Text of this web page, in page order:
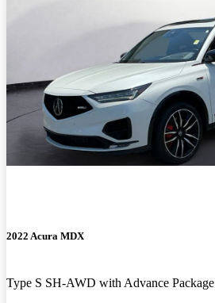
2022 Acura MDX
Type S SH-AWD with Advance Package